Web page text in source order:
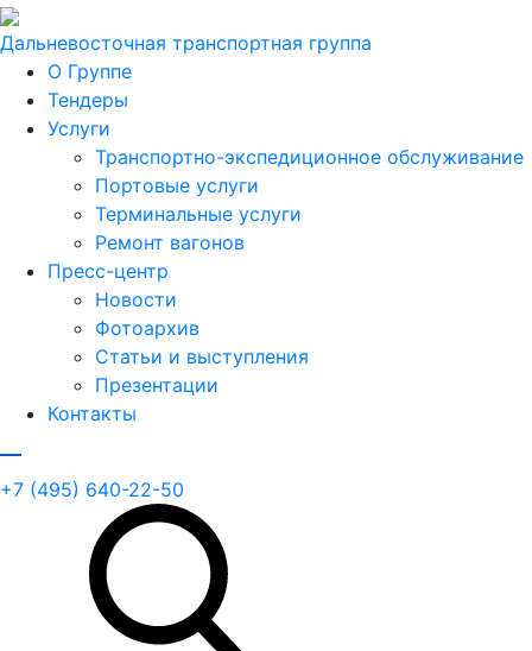
Дальневосточная транспортная группа
О Группе
Тендеры
Услуги
Транспортно-экспедиционное обслуживание
Портовые услуги
Терминальные услуги
Ремонт вагонов
Пресс-центр
Новости
Фотоархив
Статьи и выступления
Презентации
Контакты
+7 (495) 640-22-50